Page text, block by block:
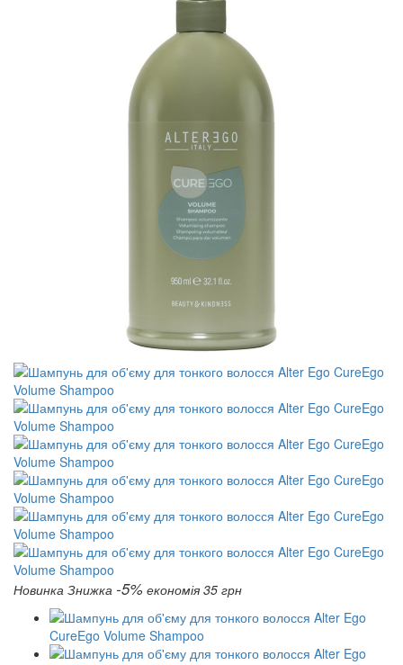
Новинка Знижка -5% економія 35 грн